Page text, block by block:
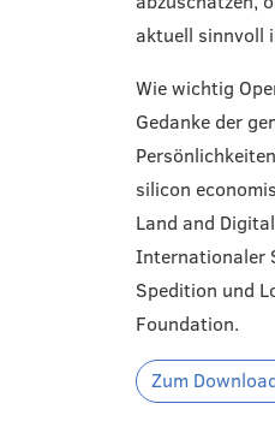
aktuell sinnvoll
Wie wichtig
Gedanke der
silicon
Land and
Internationaler
Spedition und
Foundation.
Zum